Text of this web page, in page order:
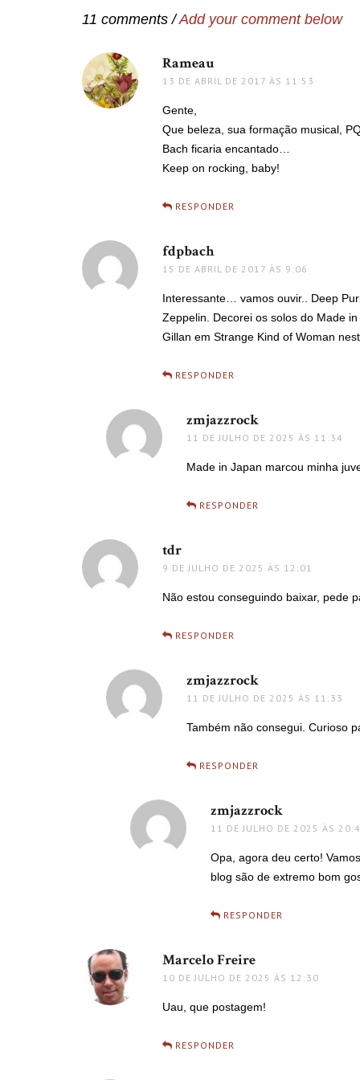
11 comments /Add your comment below
Rameau
13 DE ABRIL DE 2017 ÀS 11:53
Gente,
Que beleza, sua formação musical,
Bach ficaria encantado…
Keep on rocking, baby!
RESPONDER
fdpbachdisse:
15 DE ABRIL DE 2017 ÀS 9:06
Interessante… vamos ouvir.. Deep
Zeppelin. Decorei os solos do Made
Gillan em Strange Kind of Woman
RESPONDER
zmjazzrock
11 DE JULHO DE 2025 ÀS 11:34
Made in Japan marcou minha
RESPONDER
tdr
9 DE JULHO DE 2025 ÀS 12:01
Não estou conseguindo baixar, pede
RESPONDER
zmjazzrock
11 DE JULHO DE 2025 ÀS 11:33
Também não consegui. Curioso
RESPONDER
zmjazzrock
11 DE JULHO DE 2025 ÀS
Opa, agora deu certo!
blog são de extremo bom
RESPONDER
Marcelo Freire
10 DE JULHO DE 2025 ÀS 12:30
Uau, que postagem!
RESPONDER